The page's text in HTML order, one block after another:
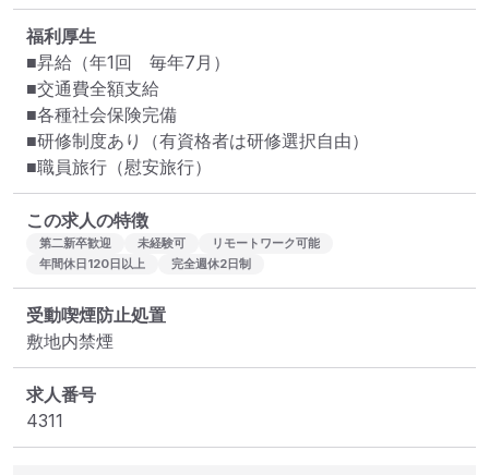
福利厚生
■昇給（年1回　毎年7月）
■交通費全額支給
■各種社会保険完備
■研修制度あり（有資格者は研修選択自由）
■職員旅行（慰安旅行）
この求人の特徴
第二新卒歓迎 未経験可
リモートワーク可能
年間休日120日以上
完全週休2日制
受動喫煙防止処置
敷地内禁煙
求人番号
4311